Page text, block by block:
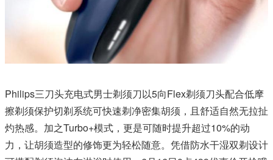
Philips三刀头充电式男士剃须刀以5向Flex剃须刀头配合低摩
擦剃须保护切剃系统可快速剃净密集胡须，且舒适自然无拉扯
灼热感。加之Turbo+模式，更是可随时提升超过10%的动
力，让胡须造型的修饰更为轻松随意。凭借防水干湿双剃设计